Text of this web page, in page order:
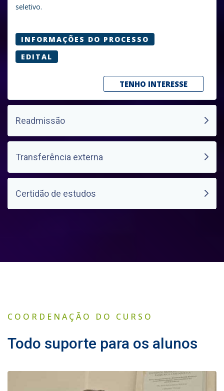
seletivo.
INFORMAÇÕES DO PROCESSO
EDITAL
TENHO INTERESSE
Readmissão
Transferência externa
Certidão de estudos
COORDENAÇÃO DO CURSO
Todo suporte para os alunos